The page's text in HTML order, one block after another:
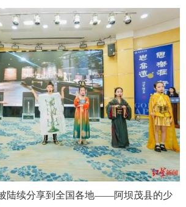
续分享到全国各地——阿坝茂县的少